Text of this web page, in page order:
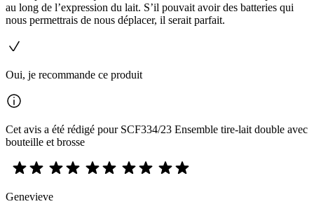
au long de l’expression du lait. S’il pouvait avoir des batteries qui
nous permettrais de nous déplacer, il serait parfait.
Oui, je recommande ce produit
Cet avis a été rédigé pour SCF334/23 Ensemble tire-lait double avec
bouteille et brosse
Genevieve